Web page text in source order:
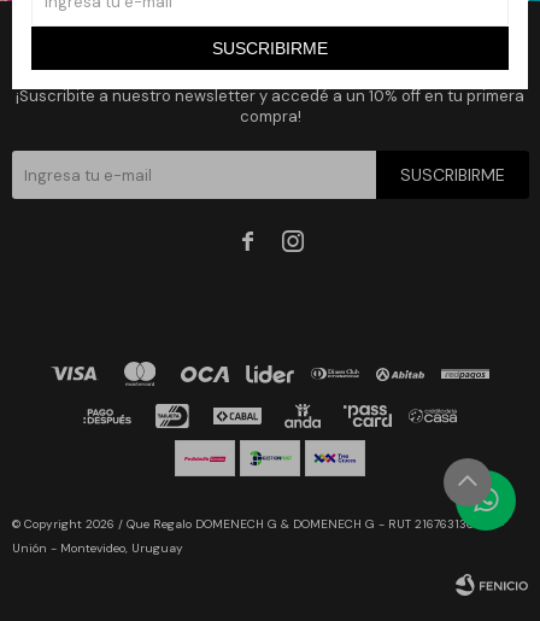
SUSCRIBIRME
Newsletter
¡Suscribite a nuestro newsletter y accedé a un 10% off en tu primera
compra!
SUSCRIBIRME
 
© Copyright 2026 / Que Regalo DOMENECH G & DOMENECH G - RUT 216763130019 -
Unión - Montevideo, Uruguay